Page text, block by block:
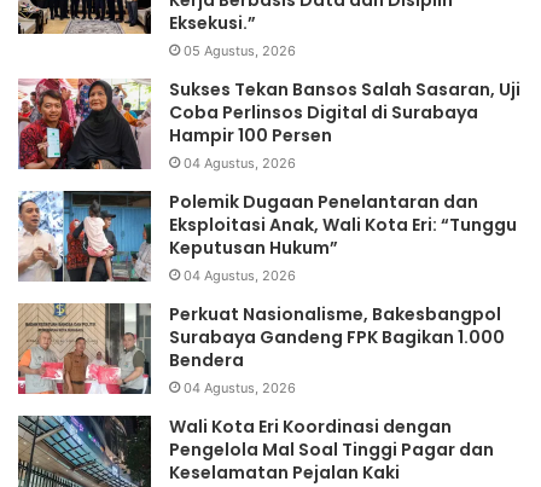
Eksekusi.”
05 Agustus, 2026
Sukses Tekan Bansos Salah Sasaran, Uji
Coba Perlinsos Digital di Surabaya
Hampir 100 Persen
04 Agustus, 2026
Polemik Dugaan Penelantaran dan
Eksploitasi Anak, Wali Kota Eri: “Tunggu
Keputusan Hukum”
04 Agustus, 2026
Perkuat Nasionalisme, Bakesbangpol
Surabaya Gandeng FPK Bagikan 1.000
Bendera
04 Agustus, 2026
Wali Kota Eri Koordinasi dengan
Pengelola Mal Soal Tinggi Pagar dan
Keselamatan Pejalan Kaki